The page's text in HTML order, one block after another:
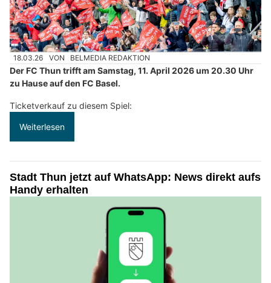
18.03.26 VON BELMEDIA REDAKTION
Der FC Thun trifft am Samstag, 11. April 2026 um 20.30 Uhr
zu Hause auf den FC Basel.
Ticketverkauf zu diesem Spiel:
Weiterlesen
Stadt Thun jetzt auf WhatsApp: News direkt aufs
Handy erhalten